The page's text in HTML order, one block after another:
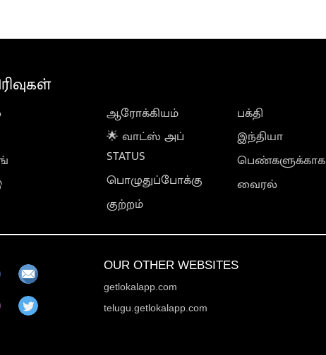
ஆரோக்கியம்
🌟 வாட்ஸ் அப்
STATUS
பொழுதுப்போக்கு
குற்றம்
பக்தி
இந்தியா
பெண்களுக்காக
வைரல்
OUR OTHER WEBSITES
getlokalapp.com
telugu.getlokalapp.com